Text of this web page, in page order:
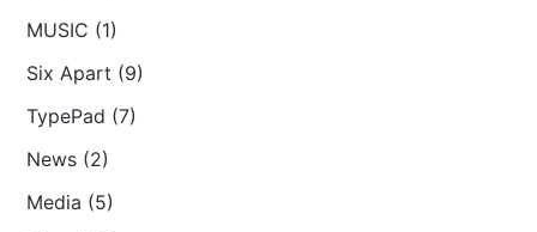
MUSIC (1)
Six Apart (9)
TypePad (7)
News (2)
Media (5)